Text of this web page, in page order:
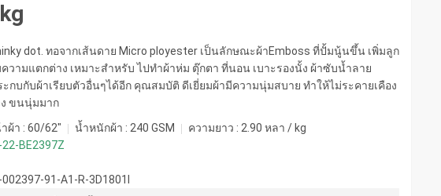
dot. ทอจากเส้นดาย Micro ployester เป็นลักษณะผ้าEmboss ที่ปั้มนู้นขึ้น เพิ่มลูก
ความแตกต่าง เหมาะสำหรับ ไปทำผ้าห่ม ตุ๊กตา ที่นอน เบาะรองนั้ง ผ้าซับน้ำลาย
กบกับผ้าเรียบตัวอื่นๆได้อีก คุณสมบัติ ดีเยี่ยมผ้ามีความนุ่มสบาย ทำให้ไม่ระคายเคือง
ขนนุ่มมาก
ผ้า : 60/62" น้ำหนักผ้า : 240 GSM ความยาว : 2.90 หลา / kg
22-BE2397Z
91-A1-R-3D1801I